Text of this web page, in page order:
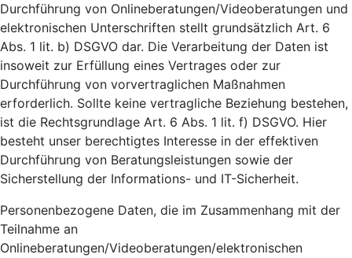
Durchführung von Onlineberatungen/Videoberatungen und
elektronischen Unterschriften stellt grundsätzlich Art. 6
Abs. 1 lit. b) DSGVO dar. Die Verarbeitung der Daten ist
insoweit zur Erfüllung eines Vertrages oder zur
Durchführung von vorvertraglichen Maßnahmen
erforderlich. Sollte keine vertragliche Beziehung bestehen,
ist die Rechtsgrundlage Art. 6 Abs. 1 lit. f) DSGVO. Hier
besteht unser berechtigtes Interesse in der effektiven
Durchführung von Beratungsleistungen sowie der
Sicherstellung der Informations- und IT-Sicherheit.
Personenbezogene Daten, die im Zusammenhang mit der
Teilnahme an
Onlineberatungen/Videoberatungen/elektronischen